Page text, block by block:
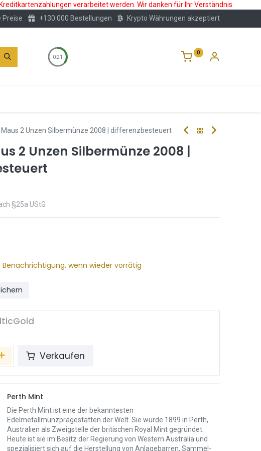
verarbeitet werden. Wir danken für Ihr Verständnis
Preise +130.000 Bestellungen Krypto Währungen akzeptiert
0:21
0
Maus 2 Unzen Silbermünze 2008 | differenzbesteuert
2 Unzen Silbermünze 2008 |
§25a UStG
Benachrichtigung, wenn wieder vorrätig
Verkaufen
Perth Mint
Die Perth Mint ist eine der bekanntesten
Edelmetallmünzprägestätten der Welt. Sie wurde 1899 in Perth,
Australien als Zweigstelle der britischen Royal Mint gegründet.
Heute ist sie im Besitz der Regierung von Western Australia und
spezialisiert sich auf die Herstellung von Anlagebarren, Sammel-